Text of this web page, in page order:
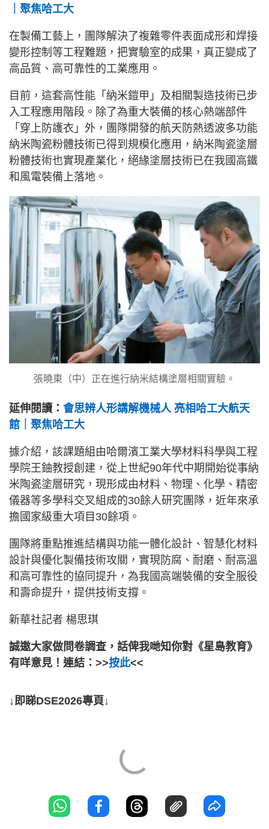
｜聚焦哈工大
在製備工藝上，團隊解決了複雜零件表面成形和焊接
變形控制等工程難題，把實驗室的成果，真正變成了
高品質、高可靠性的工業應用。
目前，這套高性能「納米鎧甲」及相關製造技術已步
入工程應用階段。除了為重大裝備的核心熱端部件
「穿上防護衣」外，團隊開發的航天防熱透波多功能
納米陶瓷粉體技術已得到規模化應用，納米陶瓷塗層
粉體技術也實現產業化，絕緣塗層技術已在我國高鐵
和風電裝備上落地。
張曉東（中）正在進行納米結構塗層相關實驗。
延伸閱讀： 會思辨人形講解機械人 亮相哈工大航天
館｜聚焦哈工大
據介紹，該課題組由哈爾濱工業大學材料科學與工程
學院王鈾教授創建，從上世紀90年代中期開始從事納
米陶瓷塗層研究，現形成由材料、物理、化學、精密
儀器等多學科交叉組成的30餘人研究團隊，近年來承
擔國家級重大項目30餘項。
團隊將重點推進結構與功能一體化設計、智慧化材料
設計與優化製備技術攻關，實現防腐、耐磨、耐高溫
和高可靠性的協同提升，為我國高端裝備的安全服役
和壽命提升，提供技術支撐。
新華社記者 楊思琪
誠邀大家做問卷調查，話俾我哋知你對《星島教育》
有咩意見！連結：>>按此<<
↓即睇DSE2026專頁↓